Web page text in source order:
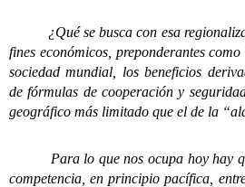
¿Qué se busca con esa
fines económicos, preponderantes
sociedad mundial, los beneficios
de fórmulas de cooperación y
geográfico más limitado que el de la
Para lo que nos ocupa hoy hay
competencia, en principio pacífica,